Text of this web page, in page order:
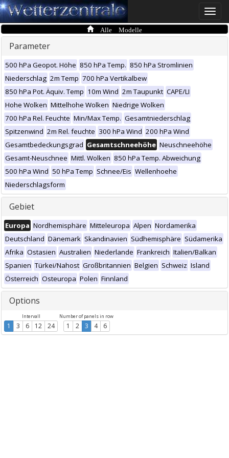
Toggle
Alle Modelle
Parameter
500 hPa Geopot. Höhe 850 hPa Temp. 850 hPa Stromlinien
Niederschlag 2m Temp 700 hPa Vertikalbew
850 hPa Pot. Äquiv. Temp 10m Wind 2m Taupunkt CAPE/LI
Hohe Wolken Mittelhohe Wolken Niedrige Wolken
700 hPa Rel. Feuchte Min/Max Temp. Gesamtniederschlag
Spitzenwind 2m Rel. feuchte 300 hPa Wind 200 hPa Wind
Gesamtbedeckungsgrad Gesamtschneehöhe Neuschneehöhe
Gesamt-Neuschnee Mittl. Wolken 850 hPa Temp. Abweichung
500 hPa Wind 50 hPa Temp Schnee/Eis Wellenhoehe
Niederschlagsform
Gebiet
Europa Nordhemisphäre Mitteleuropa Alpen Nordamerika
Deutschland Dänemark Skandinavien Südhemisphäre Südamerika
Afrika Ostasien Australien Niederlande Frankreich Italien/Balkan
Spanien Türkei/Nahost Großbritannien Belgien Schweiz Island
Österreich Osteuropa Polen Finnland
Options
Intervall
1 3 6 12 24
Number of panels in row
1 2 3 4 6